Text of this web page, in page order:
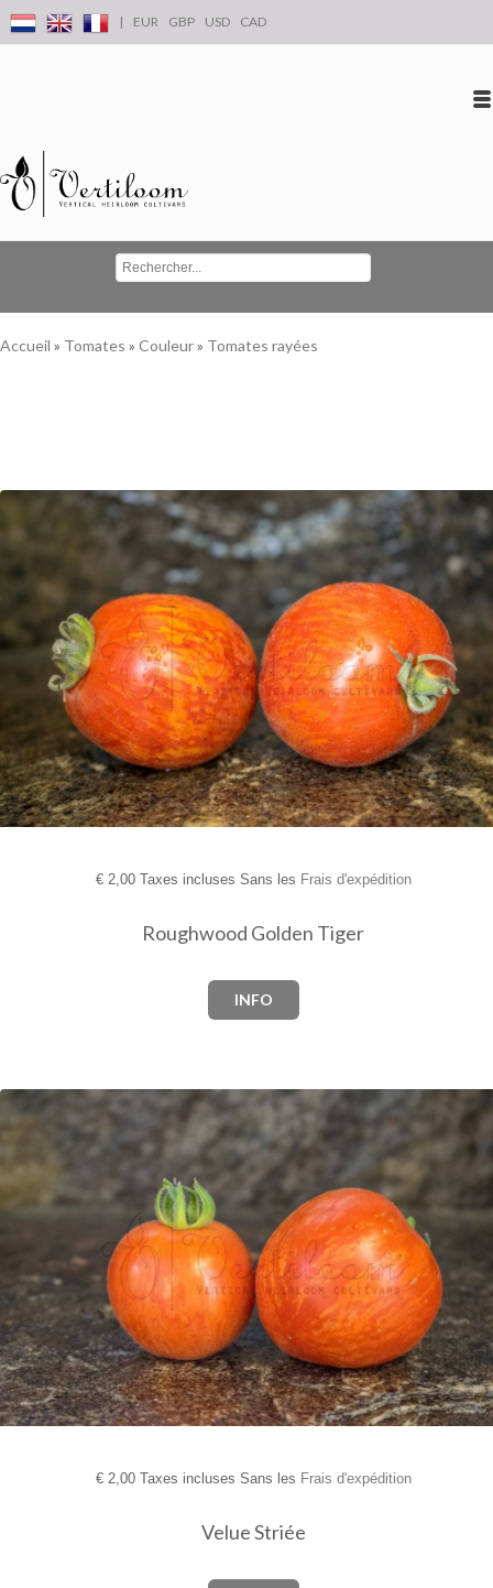
| EUR GBP USD CAD
Accueil » Tomates » Couleur» Tomates rayées
€2,00 Taxes incluses Sans les Frais d'expédition
Roughwood Golden Tiger
INFO
€2,00 Taxes incluses Sans les Frais d'expédition
Velue Striée